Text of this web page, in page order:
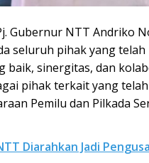
Gubernur NTT Andriko
seluruh pihak yang
baik, sinergitas, dan
pihak terkait yang
Pemilu dan Pilkada
Diarahkan Jadi